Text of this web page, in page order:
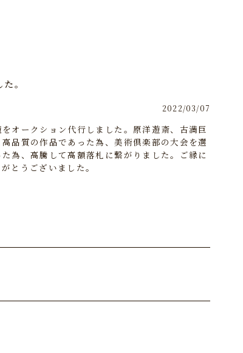
。
2022/03/07
オークション代行しました。原洋遊斎、古満巨
品質の作品であった為、美術倶楽部の大会を選
為、高騰して高額落札に繋がりました。ご縁に
とうございました。